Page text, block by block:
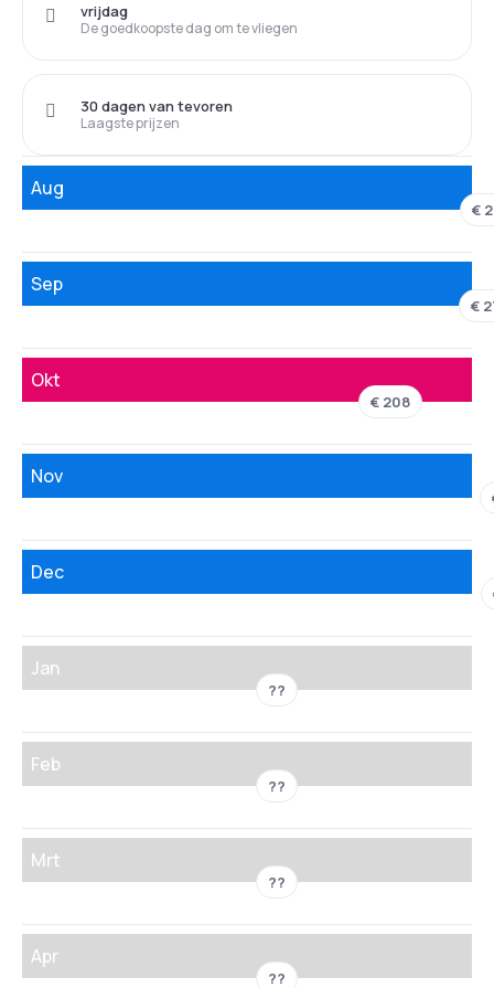
De goedkoopste dag om te vliegen
vrijdag
Laagste prijzen
30 dagen van tevoren
Aug
€
Sep
€
Okt
€ 208
Nov
Dec
Jan
??
Feb
??
Mrt
??
Apr
??